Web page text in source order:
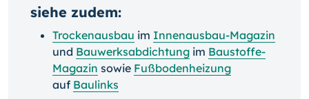
siehe zudem:
Trockenausbau im Innenausbau-Magazin
und Bauwerksabdichtung im Baustoffe-
Magazin sowie Fußbodenheizung
auf Baulinks